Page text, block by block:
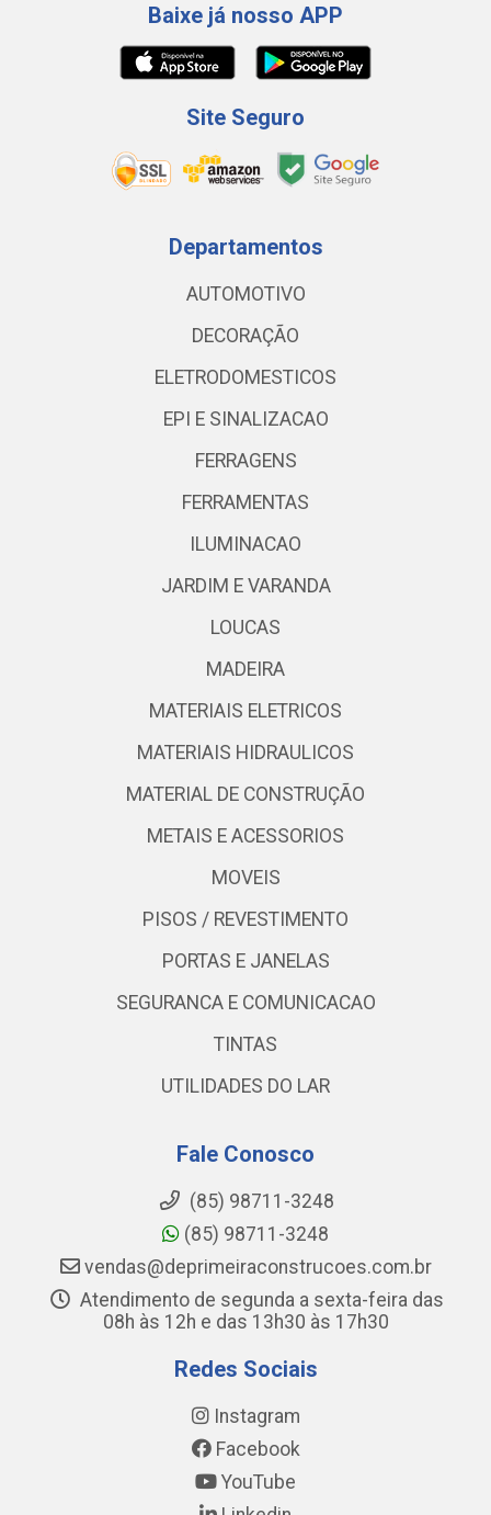
Baixe já nosso APP
Site Seguro
Departamentos
AUTOMOTIVO
DECORAÇÃO
ELETRODOMESTICOS
EPI E SINALIZACAO
FERRAGENS
FERRAMENTAS
ILUMINACAO
JARDIM E VARANDA
LOUCAS
MADEIRA
MATERIAIS ELETRICOS
MATERIAIS HIDRAULICOS
MATERIAL DE CONSTRUÇÃO
METAIS E ACESSORIOS
MOVEIS
PISOS / REVESTIMENTO
PORTAS E JANELAS
SEGURANCA E COMUNICACAO
TINTAS
UTILIDADES DO LAR
Fale Conosco
(85) 98711-3248
(85) 98711-3248
vendas@deprimeiraconstrucoes.com.br
Atendimento de segunda a sexta-feira das
08h às 12h e das 13h30 às 17h30
Redes Sociais
Instagram
Facebook
YouTube